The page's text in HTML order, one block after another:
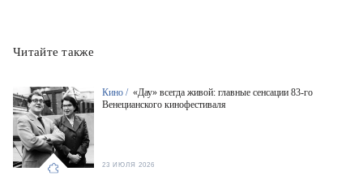
Читайте также
Кино / «Дау» всегда живой: главные сенсации 83-го
Венецианского кинофестиваля
23 ИЮЛЯ 2026